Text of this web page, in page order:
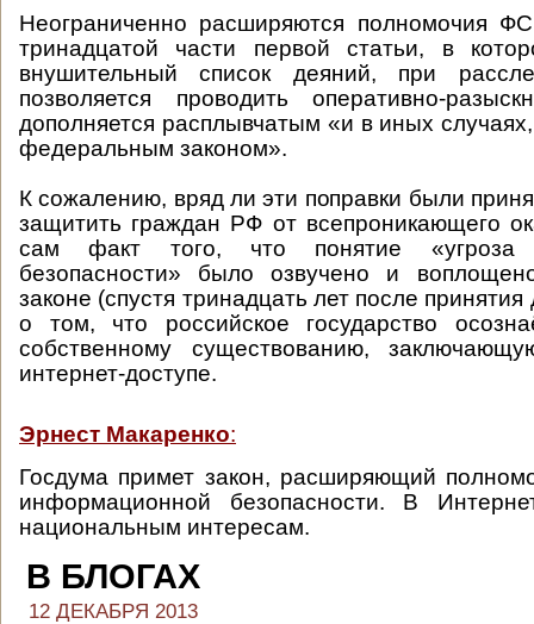
Неограниченно расширяются полномочия
тринадцатой части первой статьи, в
внушительный список деяний, при
позволяется проводить оперативно-
дополняется расплывчатым «и в иных
федеральным законом».
К сожалению, вряд ли эти поправки были
защитить граждан РФ от всепроникающего
сам факт того, что понятие «угроза
безопасности» было озвучено и
законе (спустя тринадцать лет после
о том, что российское государство
собственному существованию,
интернет-доступе.
Эрнест Макаренко:
Госдума примет закон, расширяющий
информационной безопасности. В
национальным интересам.
В БЛОГАХ
12 ДЕКАБРЯ 2013